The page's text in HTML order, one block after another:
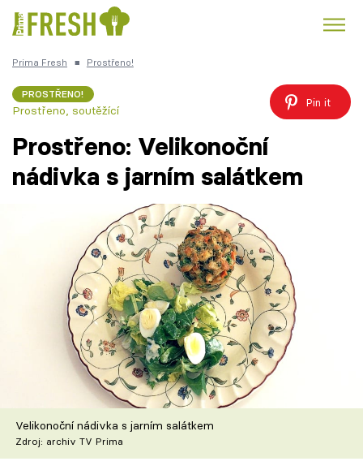
Česká kuchyně
Recepty
Články
TV Program
Škola vaření
Recepty z TV
Speciál: Cuketa
Prima Fresh ■ Prostřeno!
PROSTŘENO!
Prostřeno, soutěžící
Pin it
Prostřeno: Velikonoční
nádivka s jarním salátkem
Velikonoční nádivka s jarním salátkem
Zdroj: archiv TV Prima